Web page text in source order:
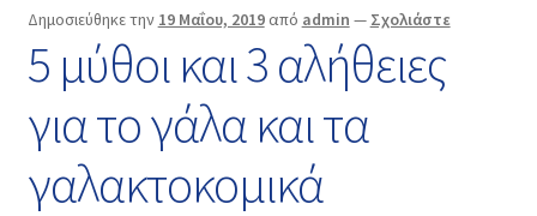
Δημοσιεύθηκε την 19 Μαΐου, 2019 από admin — Σχολιάστε
5 μύθοι και 3 αλήθειες
για το γάλα και τα
γαλακτοκομικά